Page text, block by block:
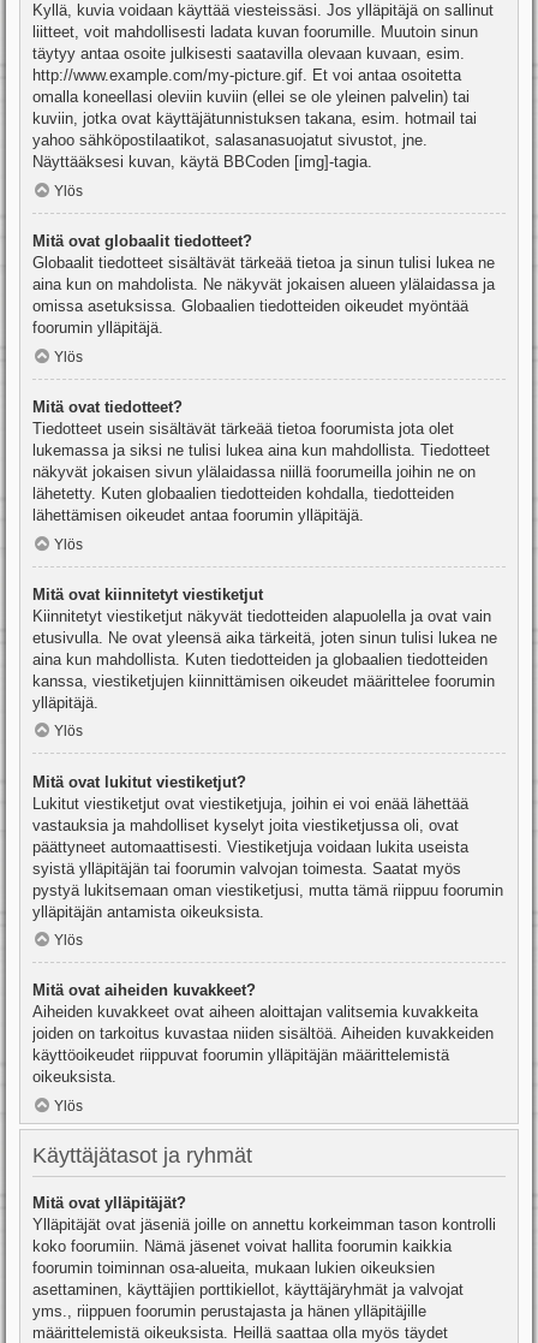
Kyllä, kuvia voidaan käyttää viesteissäsi. Jos ylläpitäjä on sallinut
liitteet, voit mahdollisesti ladata kuvan foorumille. Muutoin sinun
täytyy antaa osoite julkisesti saatavilla olevaan kuvaan, esim.
http://www.example.com/my-picture.gif. Et voi antaa osoitetta
omalla koneellasi oleviin kuviin (ellei se ole yleinen palvelin) tai
kuviin, jotka ovat käyttäjätunnistuksen takana, esim. hotmail tai
yahoo sähköpostilaatikot, salasanasuojatut sivustot, jne.
Näyttääksesi kuvan, käytä BBCoden [img]-tagia.
Ylös
Mitä ovat globaalit tiedotteet?
Globaalit tiedotteet sisältävät tärkeää tietoa ja sinun tulisi lukea ne
aina kun on mahdolista. Ne näkyvät jokaisen alueen ylälaidassa ja
omissa asetuksissa. Globaalien tiedotteiden oikeudet myöntää
foorumin ylläpitäjä.
Ylös
Mitä ovat tiedotteet?
Tiedotteet usein sisältävät tärkeää tietoa foorumista jota olet
lukemassa ja siksi ne tulisi lukea aina kun mahdollista. Tiedotteet
näkyvät jokaisen sivun ylälaidassa niillä foorumeilla joihin ne on
lähetetty. Kuten globaalien tiedotteiden kohdalla, tiedotteiden
lähettämisen oikeudet antaa foorumin ylläpitäjä.
Ylös
Mitä ovat kiinnitetyt viestiketjut
Kiinnitetyt viestiketjut näkyvät tiedotteiden alapuolella ja ovat vain
etusivulla. Ne ovat yleensä aika tärkeitä, joten sinun tulisi lukea ne
aina kun mahdollista. Kuten tiedotteiden ja globaalien tiedotteiden
kanssa, viestiketjujen kiinnittämisen oikeudet määrittelee foorumin
ylläpitäjä.
Ylös
Mitä ovat lukitut viestiketjut?
Lukitut viestiketjut ovat viestiketjuja, joihin ei voi enää lähettää
vastauksia ja mahdolliset kyselyt joita viestiketjussa oli, ovat
päättyneet automaattisesti. Viestiketjuja voidaan lukita useista
syistä ylläpitäjän tai foorumin valvojan toimesta. Saatat myös
pystyä lukitsemaan oman viestiketjusi, mutta tämä riippuu foorumin
ylläpitäjän antamista oikeuksista.
Ylös
Mitä ovat aiheiden kuvakkeet?
Aiheiden kuvakkeet ovat aiheen aloittajan valitsemia kuvakkeita
joiden on tarkoitus kuvastaa niiden sisältöä. Aiheiden kuvakkeiden
käyttöoikeudet riippuvat foorumin ylläpitäjän määrittelemistä
oikeuksista.
Ylös
Käyttäjätasot ja ryhmät
Mitä ovat ylläpitäjät?
Ylläpitäjät ovat jäseniä joille on annettu korkeimman tason kontrolli
koko foorumiin. Nämä jäsenet voivat hallita foorumin kaikkia
foorumin toiminnan osa-alueita, mukaan lukien oikeuksien
asettaminen, käyttäjien porttikiellot, käyttäjäryhmät ja valvojat
yms., riippuen foorumin perustajasta ja hänen ylläpitäjille
määrittelemistä oikeuksista. Heillä saattaa olla myös täydet